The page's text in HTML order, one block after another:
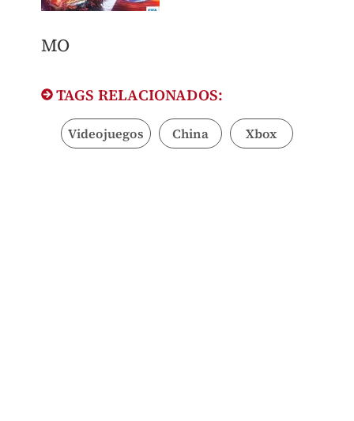
MO
TAGS RELACIONADOS:
Videojuegos China Xbox